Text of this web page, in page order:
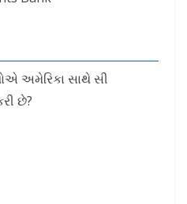
અમેરિકા સાથે સી
છે?